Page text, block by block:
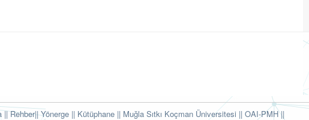
|| Rehber|| Yönerge || Kütüphane || Muğla Sıtkı Koçman Üniversitesi || OAI-PMH ||